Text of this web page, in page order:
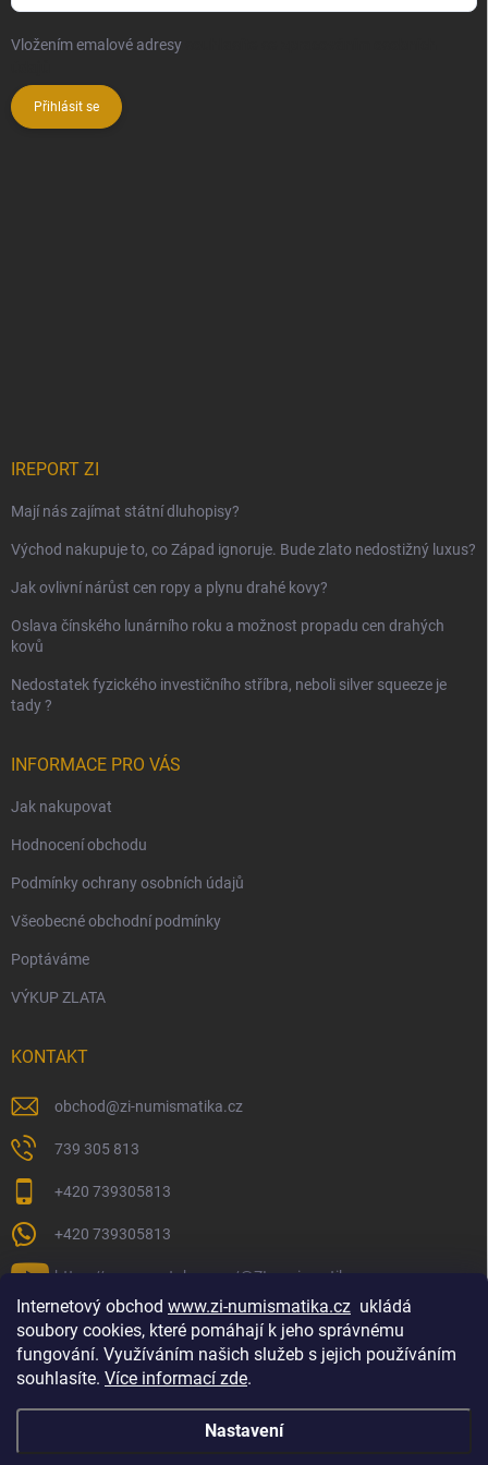
Internetový obchod www.zi-numismatika.cz ukládá
soubory cookies, které pomáhají k jeho správnému
fungování. Využíváním našich služeb s jejich používáním
souhlasíte. Více informací zde.
Nastavení
Vložením emalové adresy
Přihlásit se
IREPORT ZI
Mají nás zajímat státní dluhopisy?
Východ nakupuje to, co Západ ignoruje. Bude zlato nedostižný luxus?
Jak ovlivní nárůst cen ropy a plynu drahé kovy?
Oslava čínského lunárního roku a možnost propadu cen drahých
kovů
Nedostatek fyzického investičního stříbra, neboli silver squeeze je
tady ?
INFORMACE PRO VÁS
Jak nakupovat
Hodnocení obchodu
Podmínky ochrany osobních údajů
Všeobecné obchodní podmínky
Poptáváme
VÝKUP ZLATA
KONTAKT
obchod@zi-numismatika.cz
739 305 813
+420 739305813
+420 739305813
https://www.youtube.com/@ZInumismatika
Zlaté investování Golf shop Golfstart Houby a bylinky